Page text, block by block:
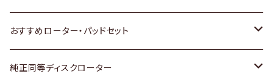
ダイハツ
マツダ
いすゞ
ダイハツ
いすゞ
ダイハツ
スズキ
日産
ホンダ
スズキ
トヨタ
日産
おすすめローター・パッドセット
トヨタ
純正同等ディスクローター